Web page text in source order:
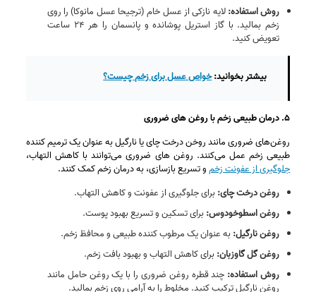
روش استفاده:لایه نازکی از عسل خام (ترجیحا عسل مانوکا) را روی
زخم بمالید. با گاز استریل پوشانده و پانسمان را هر ۲۴ ساعت
تعویض کنید.
بیشتر بخوانید:خواص عسل برای زخم چیست؟
۵. درمان طبیعی زخم با روغن های ضروری
روغن‌های ضروری مانند روخن درخت چای یا نارگیل به عنوان یک ترمیم کننده
طبیعی زخم عمل می‌کنند. روغن های ضروری می‌توانند با کاهش التهاب،
جلوگیری از عفونت زخمو تسریع بازسازی، به درمان زخم کمک کنند.
روغن درخت چای: برای جلوگیری از عفونت و کاهش التهاب.
روغن اسطوخودوس: برای تسکین و تسریع بهبود پوست.
روغن نارگیل: به عنوان یک مرطوب‌ کننده طبیعی و محافظ زخم.
روغن گل گاوزبان: برای کاهش التهاب و بهبود بافت زخم.
روش استفاده: چند قطره روغن ضروری را با یک روغن حامل مانند
روغن نارگیل ترکیب کنید. مخلوط را به آرامی روی زخم بمالید.